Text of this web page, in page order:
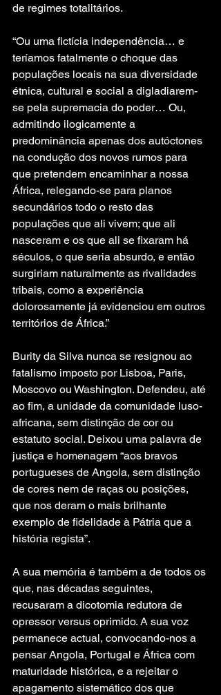
de regimes totalitários.
“Ou uma fictícia independência… e
teríamos fatalmente o choque das
populações locais na sua diversidade
étnica, cultural e social a digladiarem-
se pela supremacia do poder… Ou,
admitindo ilogicamente a
predominância apenas dos autóctones
na condução dos novos rumos para
que pretendem encaminhar a nossa
África, relegando-se para planos
secundários todo o resto das
populações que ali vivem; que ali
nasceram e os que ali se fixaram há
séculos, o que seria absurdo, e então
surgiriam naturalmente as rivalidades
tribais, como a experiência
dolorosamente já evidenciou em outros
territórios de África.”
Burity da Silva nunca se resignou ao
fatalismo imposto por Lisboa, Paris,
Moscovo ou Washington. Defendeu, até
ao fim, a unidade da comunidade luso-
africana, sem distinção de cor ou
estatuto social. Deixou uma palavra de
justiça e homenagem “aos bravos
portugueses de Angola, sem distinção
de cores nem de raças ou posições,
que nos deram o mais brilhante
exemplo de fidelidade à Pátria que a
história regista”.
A sua memória é também a de todos os
que, nas décadas seguintes,
recusaram a dicotomia redutora de
opressor versus oprimido. A sua voz
permanece actual, convocando-nos a
pensar Angola, Portugal e África com
maturidade histórica, e a rejeitar o
apagamento sistemático dos que